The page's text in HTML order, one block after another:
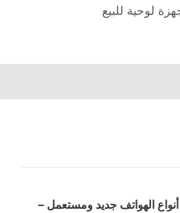
لوحية للبيع
أنواع الهواتف جديد ومستعمل –